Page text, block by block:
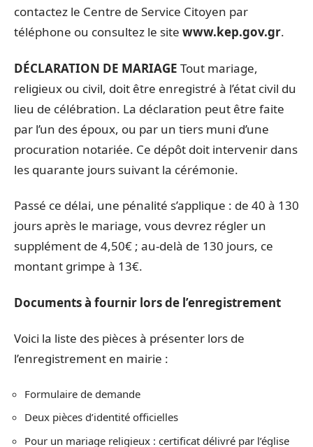
contactez le Centre de Service Citoyen par
téléphone ou consultez le site www.kep.gov.gr.
DÉCLARATION DE MARIAGE Tout mariage,
religieux ou civil, doit être enregistré à l’état civil du
lieu de célébration. La déclaration peut être faite
par l’un des époux, ou par un tiers muni d’une
procuration notariée. Ce dépôt doit intervenir dans
les quarante jours suivant la cérémonie.
Passé ce délai, une pénalité s’applique : de 40 à 130
jours après le mariage, vous devrez régler un
supplément de 4,50€ ; au-delà de 130 jours, ce
montant grimpe à 13€.
Documents à fournir lors de l’enregistrement
Voici la liste des pièces à présenter lors de
l’enregistrement en mairie :
Formulaire de demande
Deux pièces d’identité officielles
Pour un mariage religieux : certificat délivré par l’église